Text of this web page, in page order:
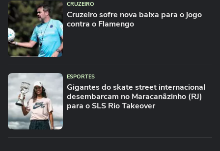
CRUZEIRO
Cruzeiro sofre nova baixa para o jogo
contra o Flamengo
ESPORTES
Gigantes do skate street internacional
desembarcam no Maracanãzinho (RJ)
para o SLS Rio Takeover